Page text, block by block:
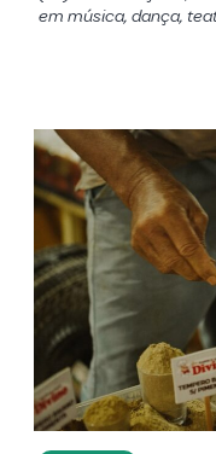
em música, dança,